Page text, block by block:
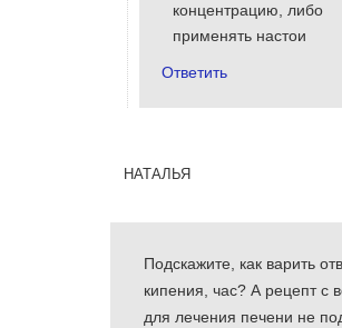
концентрацию, либо
применять настои
Ответить
наталья
Подскажите, как варить
кипения, час? А рецепт с
для лечения печени не